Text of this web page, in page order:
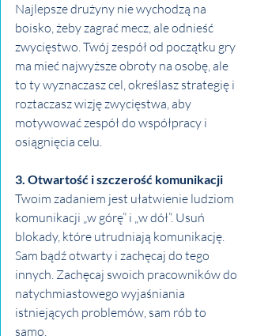
Najlepsze drużyny nie wychodzą na
boisko, żeby zagrać mecz, ale odnieść
zwycięstwo. Twój zespół od początku gry
ma mieć najwyższe obroty na osobę, ale
to ty wyznaczasz cel, określasz strategię i
roztaczasz wizję zwycięstwa, aby
motywować zespół do współpracy i
osiągnięcia celu.
3. Otwartość i szczerość komunikacji
Twoim zadaniem jest ułatwienie ludziom
komunikacji „w górę” i „w dół”. Usuń
blokady, które utrudniają komunikację.
Sam bądź otwarty i zachęcaj do tego
innych. Zachęcaj swoich pracowników do
natychmiastowego wyjaśniania
istniejących problemów, sam rób to
samo.